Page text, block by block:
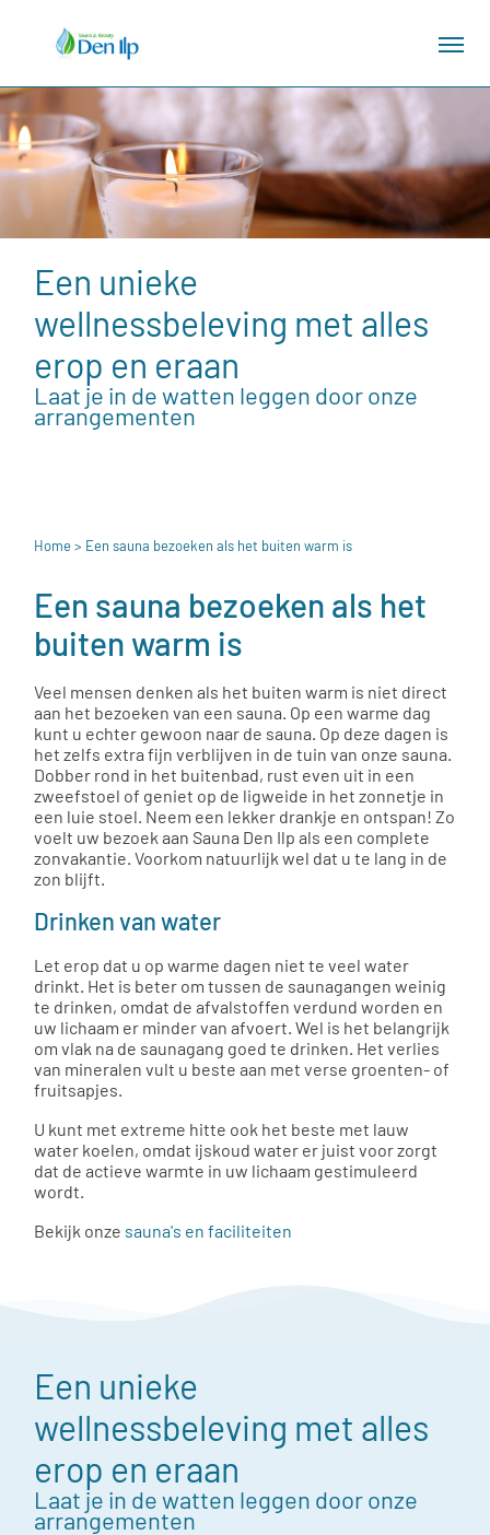
Een unieke
wellnessbeleving met alles
erop en eraan
Laat je in de watten leggen door onze
arrangementen
Home> Een sauna bezoeken als het buiten warm is
Een sauna bezoeken als het
buiten warm is
Veel mensen denken als het buiten warm is niet direct
aan het bezoeken van een sauna. Op een warme dag
kunt u echter gewoon naar de sauna. Op deze dagen is
het zelfs extra fijn verblijven in de tuin van onze sauna.
Dobber rond in het buitenbad, rust even uit in een
zweefstoel of geniet op de ligweide in het zonnetje in
een luie stoel. Neem een lekker drankje en ontspan! Zo
voelt uw bezoek aan Sauna Den Ilp als een complete
zonvakantie. Voorkom natuurlijk wel dat u te lang in de
zon blijft.
Drinken van water
Let erop dat u op warme dagen niet te veel water
drinkt. Het is beter om tussen de saunagangen weinig
te drinken, omdat de afvalstoffen verdund worden en
uw lichaam er minder van afvoert. Wel is het belangrijk
om vlak na de saunagang goed te drinken. Het verlies
van mineralen vult u beste aan met verse groenten- of
fruitsapjes.
U kunt met extreme hitte ook het beste met lauw
water koelen, omdat ijskoud water er juist voor zorgt
dat de actieve warmte in uw lichaam gestimuleerd
wordt.
Bekijk onze sauna's en faciliteiten
Een unieke
wellnessbeleving met alles
erop en eraan
Laat je in de watten leggen door onze
arrangementen